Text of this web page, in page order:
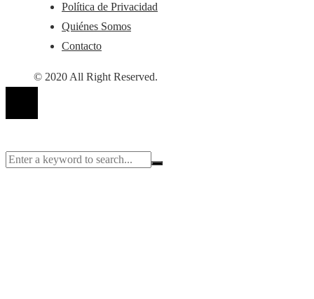
Política de Privacidad
Quiénes Somos
Contacto
© 2020 All Right Reserved.